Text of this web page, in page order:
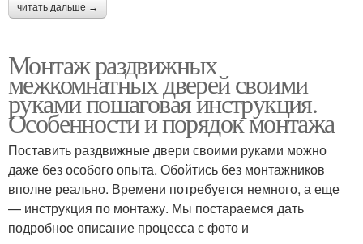
читать дальше →
Монтаж раздвижных
межкомнатных дверей своими
руками пошаговая инструкция.
Особенности и порядок монтажа
Поставить раздвижные двери своими руками можно
даже без особого опыта. Обойтись без монтажников
вполне реально. Времени потребуется немного, а еще
— инструкция по монтажу. Мы постараемся дать
подробное описание процесса с фото и